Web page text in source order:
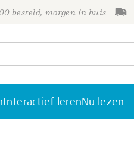
besteld, morgen in huis
Interactief lerenNu lezen